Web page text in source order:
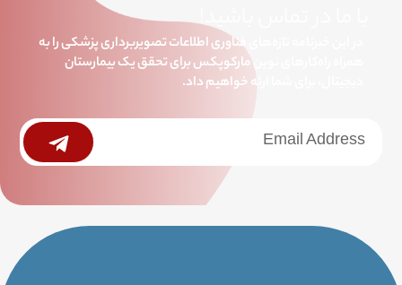
با ما در تماس باشید!
در این خبرنامه تازه‌های فناوری اطلاعات تصویربرداری پزشکی را به
همراه راه‌کارهای نوین مارکوپکس برای تحقق یک بیمارستان
دیجیتال، برای شما ارئه خواهیم داد.
خبرنامه
جامع Submit